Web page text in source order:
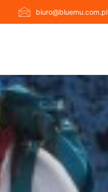
biuro@bluemu.com.pl